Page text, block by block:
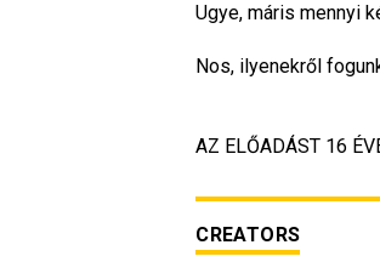
Ugye, máris mennyi
Nos, ilyenekről
AZ ELŐADÁST 16
CREATORS